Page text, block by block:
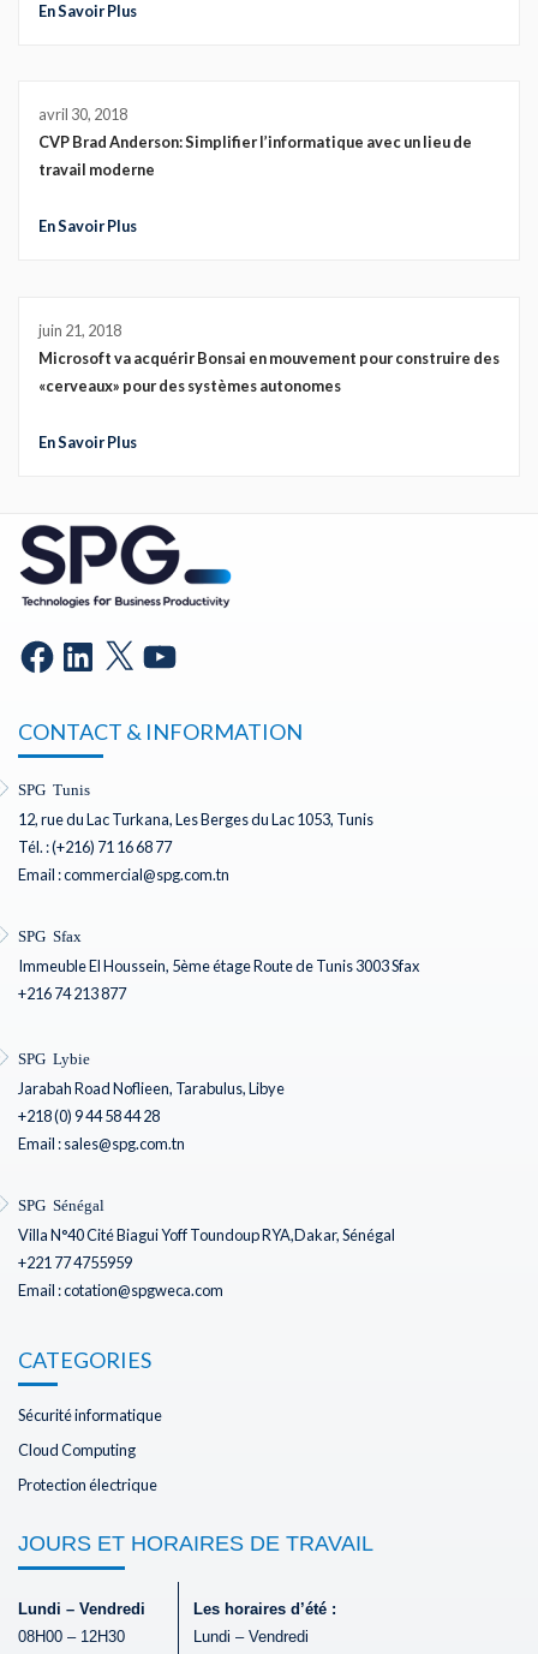
En Savoir Plus
avril 30, 2018
CVP Brad Anderson: Simplifier l’informatique avec un lieu de
travail moderne
En Savoir Plus
juin 21, 2018
Microsoft va acquérir Bonsai en mouvement pour construire des
«cerveaux» pour des systèmes autonomes
En Savoir Plus
CONTACT & INFORMATION
SPG Tunis
12, rue du Lac Turkana, Les Berges du Lac 1053, Tunis
Tél. : (+216) 71 16 68 77
Email : commercial@spg.com.tn
SPG Sfax
Immeuble El Houssein, 5ème étage Route de Tunis 3003 Sfax
+216 74 213 877
SPG Lybie
Jarabah Road Noflieen, Tarabulus, Libye
+218 (0) 9 44 58 44 28
Email : sales@spg.com.tn
SPG Sénégal
Villa N°40 Cité Biagui Yoff Toundoup RYA,Dakar, Sénégal
+221 77 4755959
Email : cotation@spgweca.com
CATEGORIES
Sécurité informatique
Cloud Computing
Protection électrique
JOURS ET HORAIRES DE TRAVAIL
Lundi – Vendredi
08H00 – 12H30
Les horaires d’été :
Lundi – Vendredi